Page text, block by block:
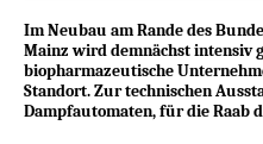
Im Neubau am Rande des
Mainz wird demnächst intensiv
biopharmazeutische
Standort. Zur technischen
Dampfautomaten, für die Raab